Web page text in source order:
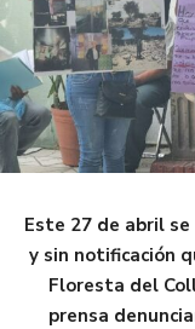
Este 27 de abril
y sin notificación
Floresta del
prensa